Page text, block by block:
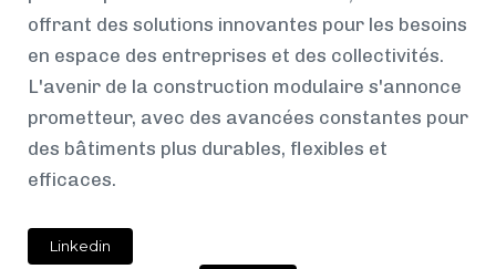
offrant des solutions innovantes pour les besoins
en espace des entreprises et des collectivités.
L'avenir de la construction modulaire s'annonce
prometteur, avec des avancées constantes pour
des bâtiments plus durables, flexibles et
efficaces.
Linkedin